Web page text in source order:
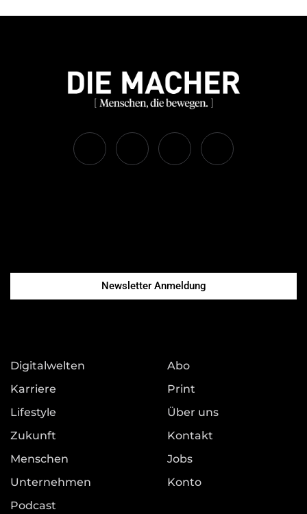
Newsletter Anmeldung
Digitalwelten
Karriere
Lifestyle
Zukunft
Menschen
Unternehmen
Podcast
Abo
Print
Über uns
Kontakt
Jobs
Konto